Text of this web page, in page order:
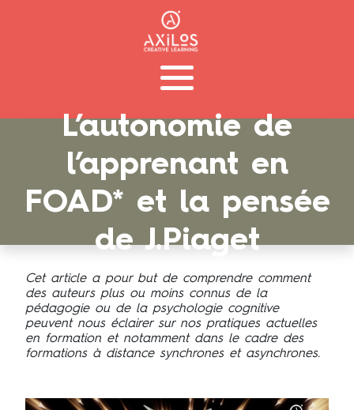
L’autonomie de
l’apprenant en
FOAD* et la pensée
de J.Piaget
Cet article a pour but de comprendre comment
des auteurs plus ou moins connus de la
pédagogie ou de la psychologie cognitive
peuvent nous éclairer sur nos pratiques actuelles
en formation et notamment dans le cadre des
formations à distance synchrones et asynchrones.